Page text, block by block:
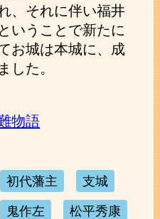
、それに伴い福井
いうことで新たに
お城は本城に、成
した。
物語
初代藩主 支城
鬼作左 松平秀康